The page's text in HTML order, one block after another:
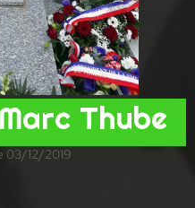
Thube
03/12/2019